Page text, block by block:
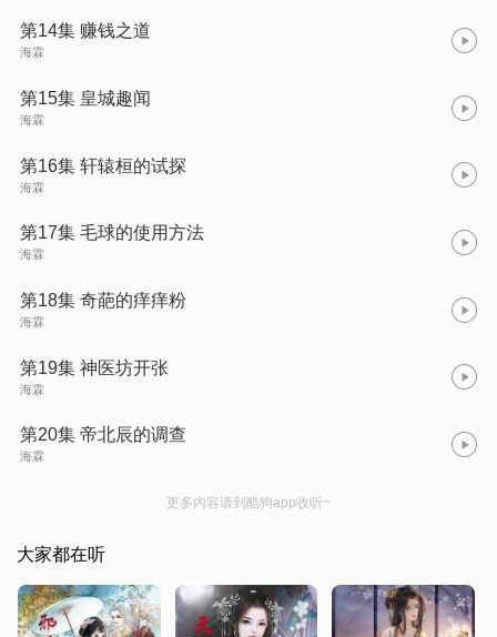
第14集 赚钱之道
海霖
第15集 皇城趣闻
海霖
第16集 轩辕桓的试探
海霖
第17集 毛球的使用方法
海霖
第18集 奇葩的痒痒粉
海霖
第19集 神医坊开张
海霖
第20集 帝北辰的调查
海霖
更多内容请到酷狗app收听~
大家都在听